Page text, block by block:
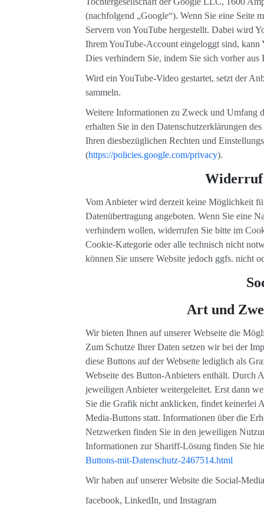
(nachfolgend „Google“). Wenn Sie eine Seite
Servern von YouTube hergestellt. Dabei wird
Ihrem YouTube-Account eingeloggt sind,
Dies verhindern Sie, indem Sie sich vorher
Wird ein YouTube-Video gestartet, setzt der
sammeln.
Weitere Informationen zu Zweck und Umfang
erhalten Sie in den Datenschutzerklärungen
Ihren diesbezüglichen Rechten und
(https://policies.google.com/privacy).
Vom Anbieter wird derzeit keine Möglichkeit
Datenübertragung angeboten. Wenn Sie eine
verhindern wollen, widerrufen Sie bitte im
Cookie-Kategorie oder alle technisch nicht
können Sie unsere Website jedoch ggfs. nicht
Art und
Wir bieten Ihnen auf unserer Webseite die
Zum Schutze Ihrer Daten setzen wir bei der
diese Buttons auf der Webseite lediglich als
Webseite des Button-Anbieters enthält. Durch
jeweiligen Anbieter weitergeleitet. Erst dann
Sie die Grafik nicht anklicken, findet keinerlei
Media-Buttons statt. Informationen über die
Netzwerken finden Sie in den jeweiligen
Informationen zur Shariff-Lösung finden Sie
Buttons-mit-Datenschutz-2467514.html
Wir haben auf unserer Website die Social-
facebook, LinkedIn, und Instagram